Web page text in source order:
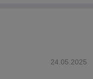
24.05.2025